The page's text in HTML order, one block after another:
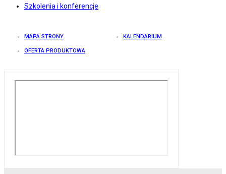
Szkolenia i konferencje
MAPA STRONY KALENDARIUM
OFERTA PRODUKTOWA